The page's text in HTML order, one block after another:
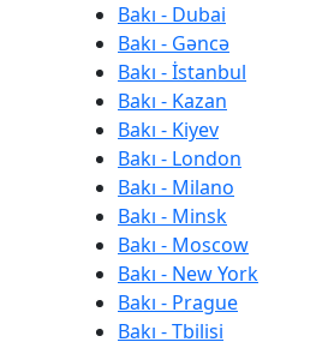
Bakı - Dubai
Bakı - Gəncə
Bakı - İstanbul
Bakı - Kazan
Bakı - Kiyev
Bakı - London
Bakı - Milano
Bakı - Minsk
Bakı - Moscow
Bakı - New York
Bakı - Prague
Bakı - Tbilisi